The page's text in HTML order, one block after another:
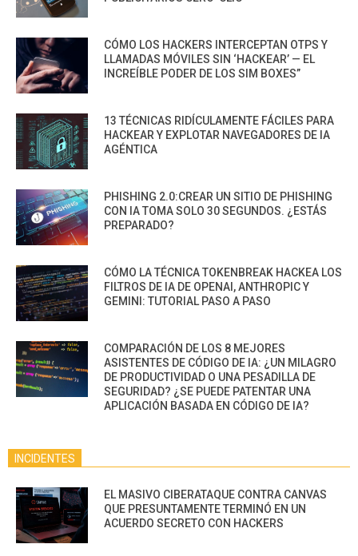
CÓMO LOS HACKERS INTERCEPTAN OTPS Y
LLAMADAS MÓVILES SIN ‘HACKEAR’ — EL
INCREÍBLE PODER DE LOS SIM BOXES”
13 TÉCNICAS RIDÍCULAMENTE FÁCILES PARA
HACKEAR Y EXPLOTAR NAVEGADORES DE IA
AGÉNTICA
PHISHING 2.0:CREAR UN SITIO DE PHISHING
CON IA TOMA SOLO 30 SEGUNDOS. ¿ESTÁS
PREPARADO?
CÓMO LA TÉCNICA TOKENBREAK HACKEA LOS
FILTROS DE IA DE OPENAI, ANTHROPIC Y
GEMINI: TUTORIAL PASO A PASO
COMPARACIÓN DE LOS 8 MEJORES
ASISTENTES DE CÓDIGO DE IA: ¿UN MILAGRO
DE PRODUCTIVIDAD O UNA PESADILLA DE
SEGURIDAD? ¿SE PUEDE PATENTAR UNA
APLICACIÓN BASADA EN CÓDIGO DE IA?
INCIDENTES
EL MASIVO CIBERATAQUE CONTRA CANVAS
QUE PRESUNTAMENTE TERMINÓ EN UN
ACUERDO SECRETO CON HACKERS